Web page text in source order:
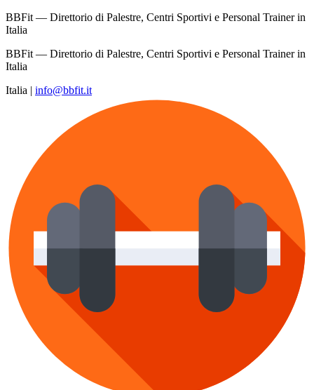
BBFit — Direttorio di Palestre, Centri Sportivi e Personal Trainer in
Italia
BBFit — Direttorio di Palestre, Centri Sportivi e Personal Trainer in
Italia
Italia | info@bbfit.it